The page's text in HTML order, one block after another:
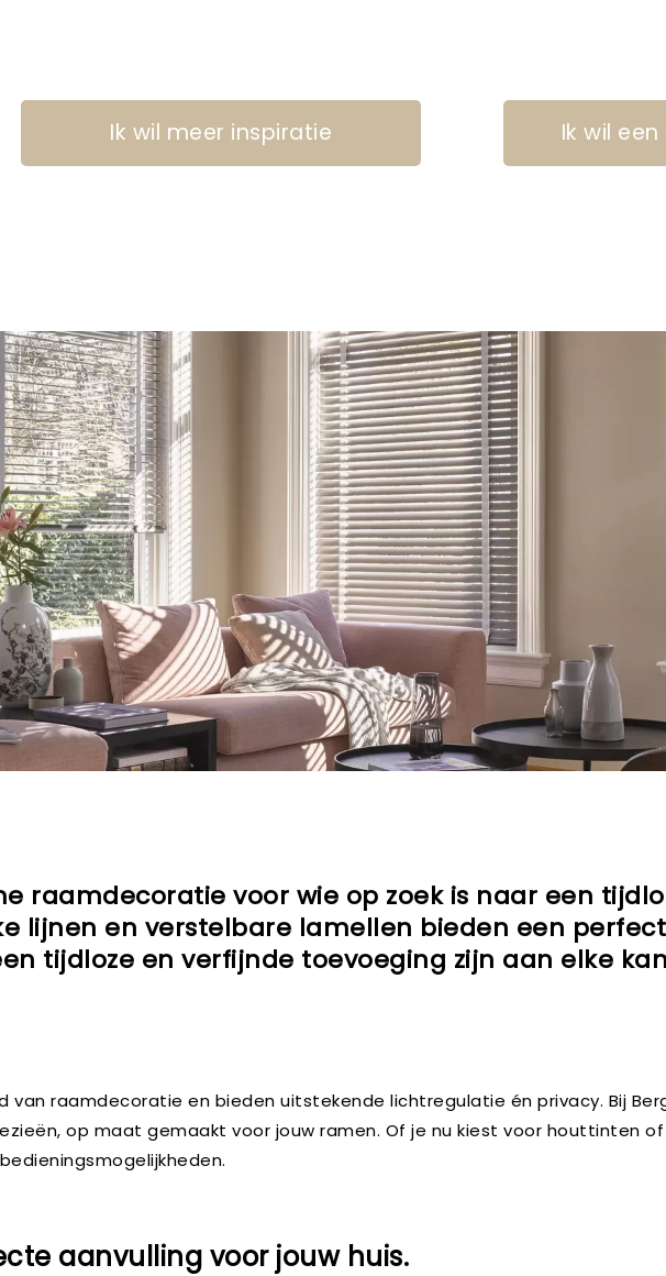
Ik wil meer inspiratie Ik wil
raamdecoratie voor wie op zoek is naar een
lijnen en verstelbare lamellen bieden een
tijdloze en verfijnde toevoeging zijn aan elke
raamdecoratie en bieden uitstekende lichtregulatie én privacy. Bij
op maat gemaakt voor jouw ramen. Of je nu kiest voor houttinten of
aanvulling voor jouw huis.